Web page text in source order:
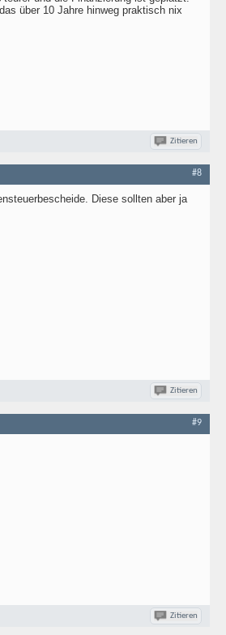
über 10 Jahre hinweg praktisch nix
Zitieren
#8
Diese sollten aber ja
Zitieren
#9
Zitieren